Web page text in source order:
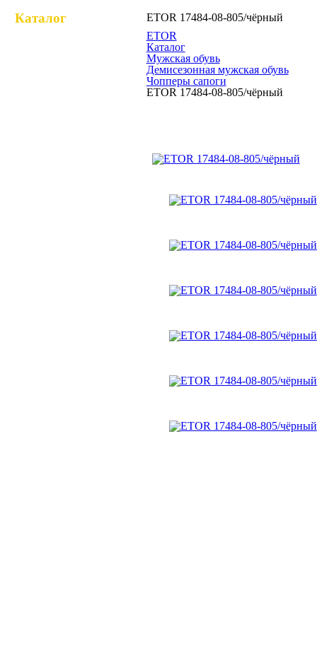
Каталог
ETOR 17484-08-805/чёрный
ETOR
Каталог
Мужская обувь
Демисезонная мужская обувь
Чопперы сапоги
ETOR 17484-08-805/чёрный